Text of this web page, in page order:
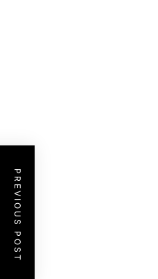
PREVIOUS POST